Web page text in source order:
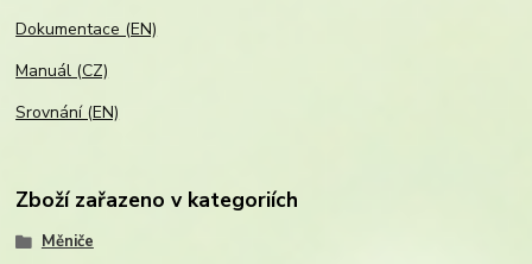
Dokumentace (EN)
Manuál (CZ)
Srovnání (EN)
Zboží zařazeno v kategoriích
Měniče